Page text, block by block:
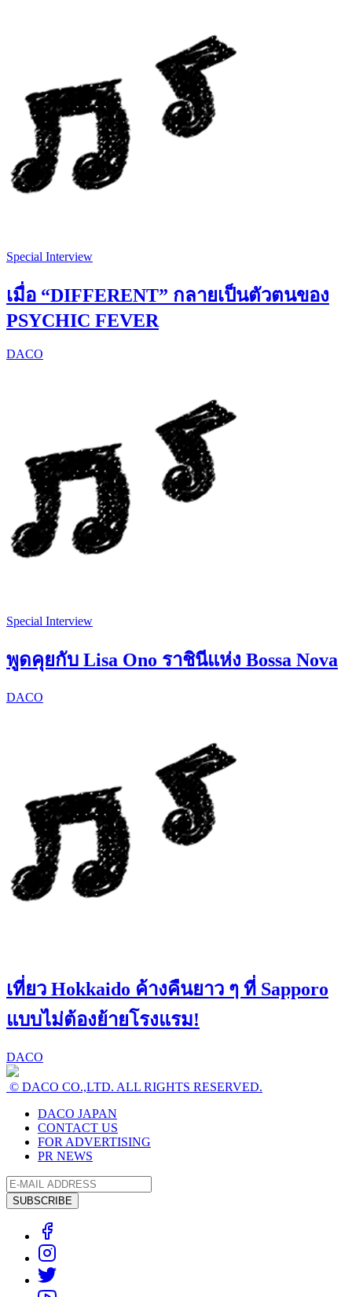
Special Interview
เมื่อ “DIFFERENT” กลายเป็นตัวตนของ
PSYCHIC FEVER
DACO
Special Interview
พูดคุยกับ Lisa Ono ราชินีแห่ง Bossa Nova
DACO
เที่ยว Hokkaido ค้างคืนยาว ๆ ที่ Sapporo
แบบไม่ต้องย้ายโรงแรม!
DACO
© DACO CO.,LTD. ALL RIGHTS RESERVED.
DACO JAPAN
CONTACT US
FOR ADVERTISING
PR NEWS